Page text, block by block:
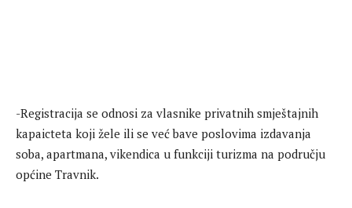
-Registracija se odnosi za vlasnike privatnih smještajnih
kapaicteta koji žele ili se već bave poslovima izdavanja
soba, apartmana, vikendica u funkciji turizma na području
općine Travnik.